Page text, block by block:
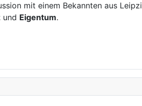
mit einem Bekannten aus
und Eigentum.